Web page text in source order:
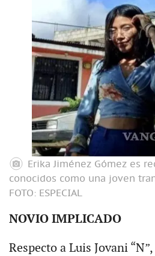
Erika Jiménez Gómez es
conocidos como una joven
FOTO: ESPECIAL
NOVIO IMPLICADO
Respecto a Luis Jovani